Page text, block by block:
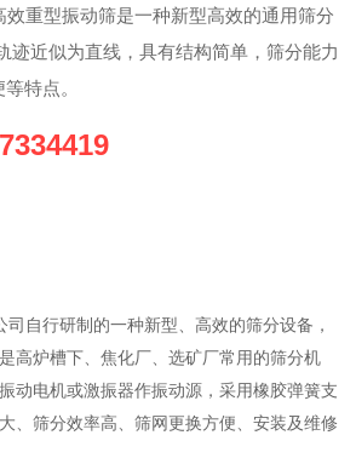
效重型振动筛是一种新型高效的通用筛分
迹近似为直线，具有结构简单，筛分能力
特点。
司自行研制的一种新型、高效的筛分设备，
高炉槽下、焦化厂、选矿厂常用的筛分机
动电机或激振器作振动源，采用橡胶弹簧支
、筛分效率高、筛网更换方便、安装及维修